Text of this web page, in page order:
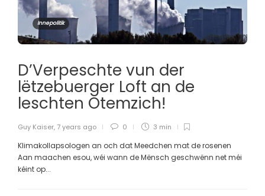
Innepolitik
D’Verpeschte vun der
lëtzebuerger Loft an de
leschten Otemzich!
Guy Kaiser, 7 years ago 0 3 min
Klimakollapsologen an och dat Meedchen mat de rosenen
Aan maachen esou, wéi wann de Mënsch geschwënn net méi
kéint op...